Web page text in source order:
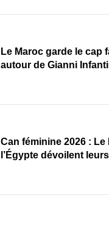
Le Maroc garde le cap
autour de Gianni
‎Can féminine 2026 : Le
l’Égypte dévoilent